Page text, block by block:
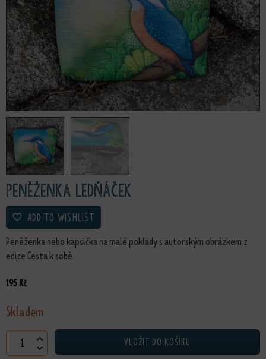
Peněženka Ledňáček
ADD TO WISHLIST
Peněženka nebo kapsička na malé poklady s autorským obrázkem z
edice Cesta k sobě.
195 Kč
Skladem
Peněženka Ledňáček množství VLOŽIT DO KOŠÍKU